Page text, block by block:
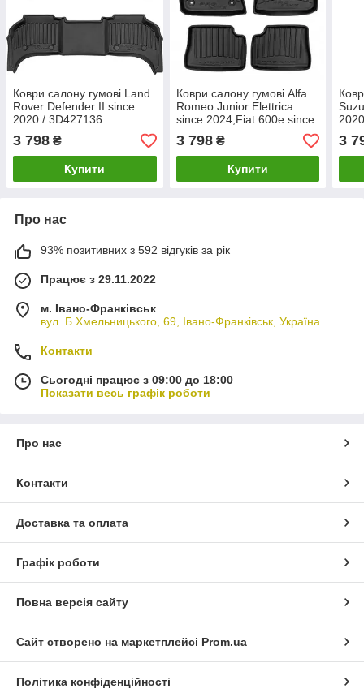
Коври салону гумові Land
Rover Defender II since
2020 / 3D427136
3 798 ₴
Купити
Коври салону гумові Alfa
Romeo Junior Elettrica
since 2024,Fiat 600e since
3 798₴
Купити
3
Про нас
93% позитивних з 592 відгуків за рік
Працює з 29.11.2022
м. Івано-Франківськ
вул. Б.Хмельницького, 69, Івано-Франківськ, Україна
Контакти
Сьогодні працює з 09:00 до 18:00
Показати весь графік роботи
Про нас
Контакти
Доставка та оплата
Графік роботи
Повна версія сайту
Сайт створено на маркетплейсі Prom.ua
Політика конфіденційності